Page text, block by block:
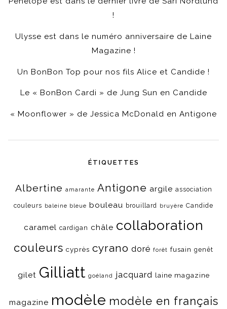
!
Ulysse est dans le numéro anniversaire de Laine
Magazine !
Un BonBon Top pour nos fils Alice et Candide !
Le « BonBon Cardi » de Jung Sun en Candide
« Moonflower » de Jessica McDonald en Antigone
ÉTIQUETTES
Albertine amarante Antigone argile association
couleurs baleine bleue bouleau brouillard bruyère Candide
caramel cardigan châle collaboration
couleurs cyprès cyrano doré forêt fusain genêt
gilet Gilliatt goéland jacquard laine magazine
magazine modèle modèle en français